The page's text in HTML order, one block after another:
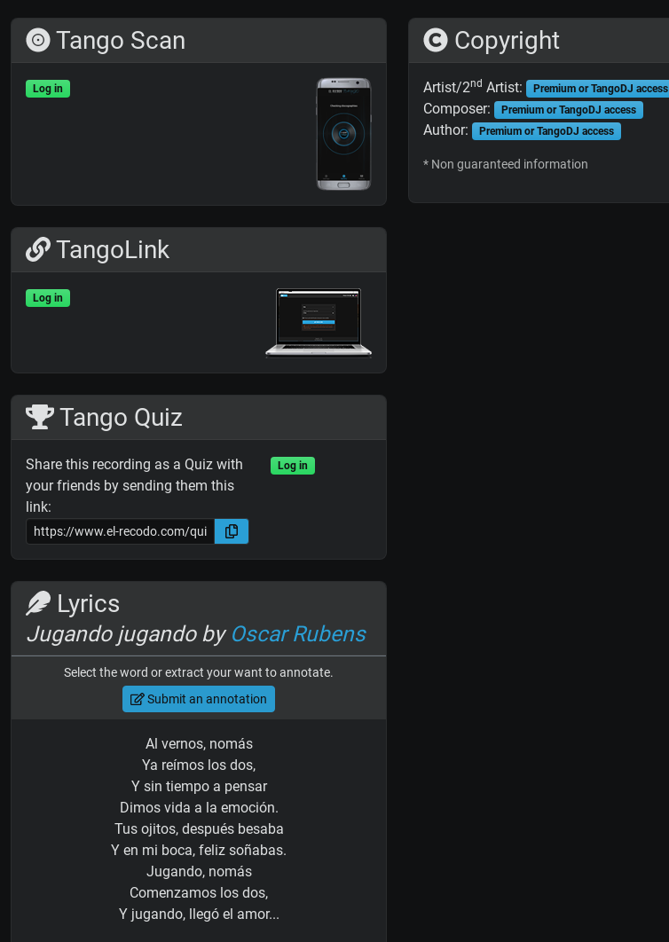
Tango Scan
Log in
TangoLink
Log in
Tango Quiz
Share this recording as a Quiz with
your friends by sending them this
link:
Log in
Lyrics
Jugando jugando by Oscar Rubens
Select the word or extract your want to annotate.
Submit an annotation
Al vernos, nomás
Ya reímos los dos,
Y sin tiempo a pensar
Dimos vida a la emoción.
Tus ojitos, después besaba
Y en mi boca, feliz soñabas.
Jugando, nomás
Comenzamos los dos,
Y jugando, llegó el amor...
Copyright
Artist/2nd Artist: Premium or TangoDJ access
Composer: Premium or TangoDJ access
Author: Premium or TangoDJ access
* Non guaranteed information